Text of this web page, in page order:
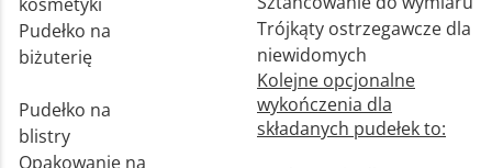
Pudełko na
biżuterię
Pudełko na
blistry
Opakowanie na
Trójkąty ostrzegawcze dla
niewidomych
Kolejne opcjonalne
wykończenia dla
składanych pudełek to: